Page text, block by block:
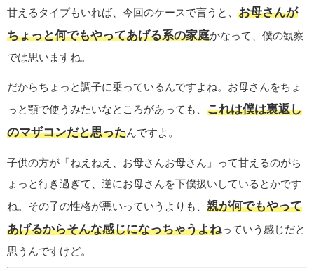
甘えるタイプもいれば、今回のケースで言うと、 お母さんが
ちょっと何でもやってあげる系の家庭かなって、僕の観察
では思いますね。
だからちょっと調子に乗っているんですよね。お母さんをちょ
っと顎で使うみたいなところがあっても、 これは僕は裏返し
のマザコンだと思ったんですよ。
子供の方が「ねえねえ、お母さんお母さん」って甘えるのがち
ょっと行き過ぎて、逆にお母さんを下僕扱いしているとかです
ね。その子の性格が悪いっていうよりも、 親が何でもやって
あげるからそんな感じになっちゃうよねっていう感じだと
思うんですけど。